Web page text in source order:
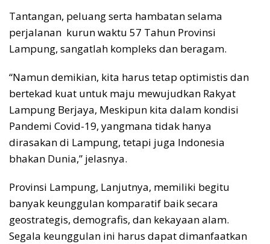
Tantangan, peluang serta hambatan selama
perjalanan kurun waktu 57 Tahun Provinsi
Lampung, sangatlah kompleks dan beragam.
“Namun demikian, kita harus tetap optimistis dan
bertekad kuat untuk maju mewujudkan Rakyat
Lampung Berjaya, Meskipun kita dalam kondisi
Pandemi Covid-19, yangmana tidak hanya
dirasakan di Lampung, tetapi juga Indonesia
bhakan Dunia,” jelasnya.
Provinsi Lampung, Lanjutnya, memiliki begitu
banyak keunggulan komparatif baik secara
geostrategis, demografis, dan kekayaan alam.
Segala keunggulan ini harus dapat dimanfaatkan